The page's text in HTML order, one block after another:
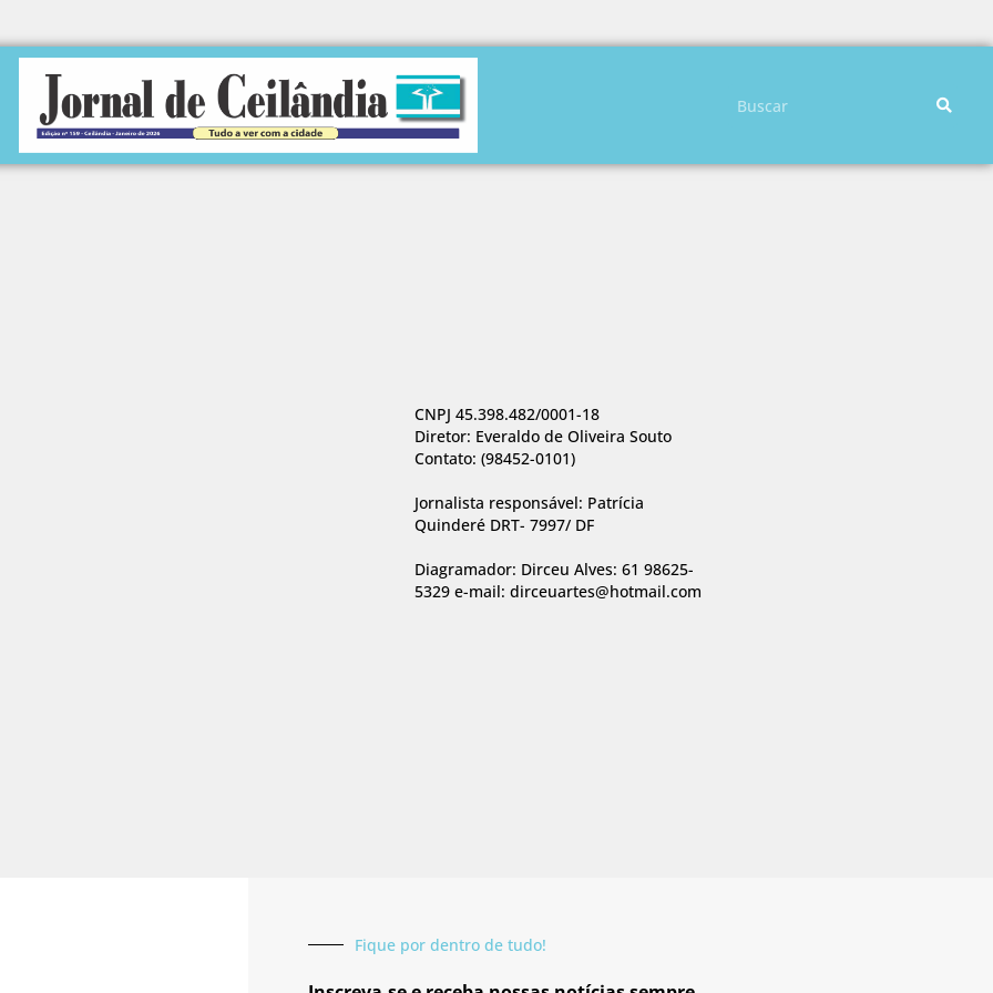
CNPJ 45.398.482/0001-18
Diretor: Everaldo de Oliveira Souto
Contato: (98452-0101)
Jornalista responsável: Patrícia
Quinderé DRT- 7997/ DF
Diagramador: Dirceu Alves: 61 98625-
5329 e-mail: dirceuartes@hotmail.com
Fique por dentro de tudo!